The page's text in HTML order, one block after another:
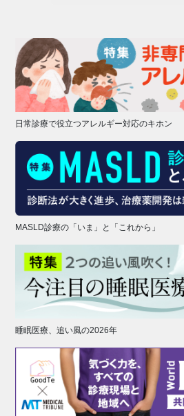
日常診療で役立つアレルギー対応のキホン
MASLD診療の「いま」と「これから」
睡眠医療、追い風の2026年